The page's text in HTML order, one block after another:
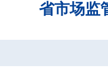
省市场监